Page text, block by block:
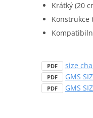
Krátký (20
Konstrukce
PDF size
PDF GMS
PDF GMS